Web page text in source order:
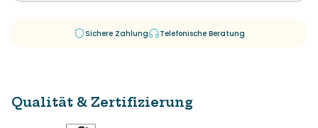
Sichere Zahlung Telefonische Beratung
Qualität & Zertifizierung